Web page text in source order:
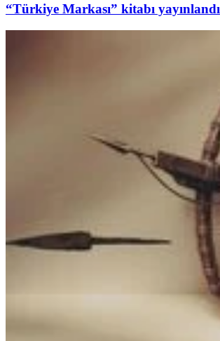
“Türkiye Markası” kitabı yayınlandı